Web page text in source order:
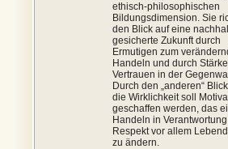
ethisch-philosophischen
Bildungsdimension. Sie
den Blick auf eine
gesicherte Zukunft durch
Ermutigen zum
Handeln und durch
Vertrauen in der
Durch den „anderen“
die Wirklichkeit soll
geschaffen werden, das
Handeln in
Respekt vor allem
zu ändern.